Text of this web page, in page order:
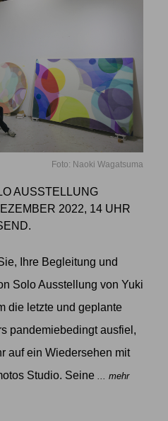
Foto: Naoki Wagatsuma
AUSSTELLUNG
2022, 14 UHR
Ihre Begleitung und
Solo Ausstellung von Yuki
die letzte und geplante
pandemiebedingt ausfiel,
auf ein Wiedersehen mit
Studio. Seine ... mehr